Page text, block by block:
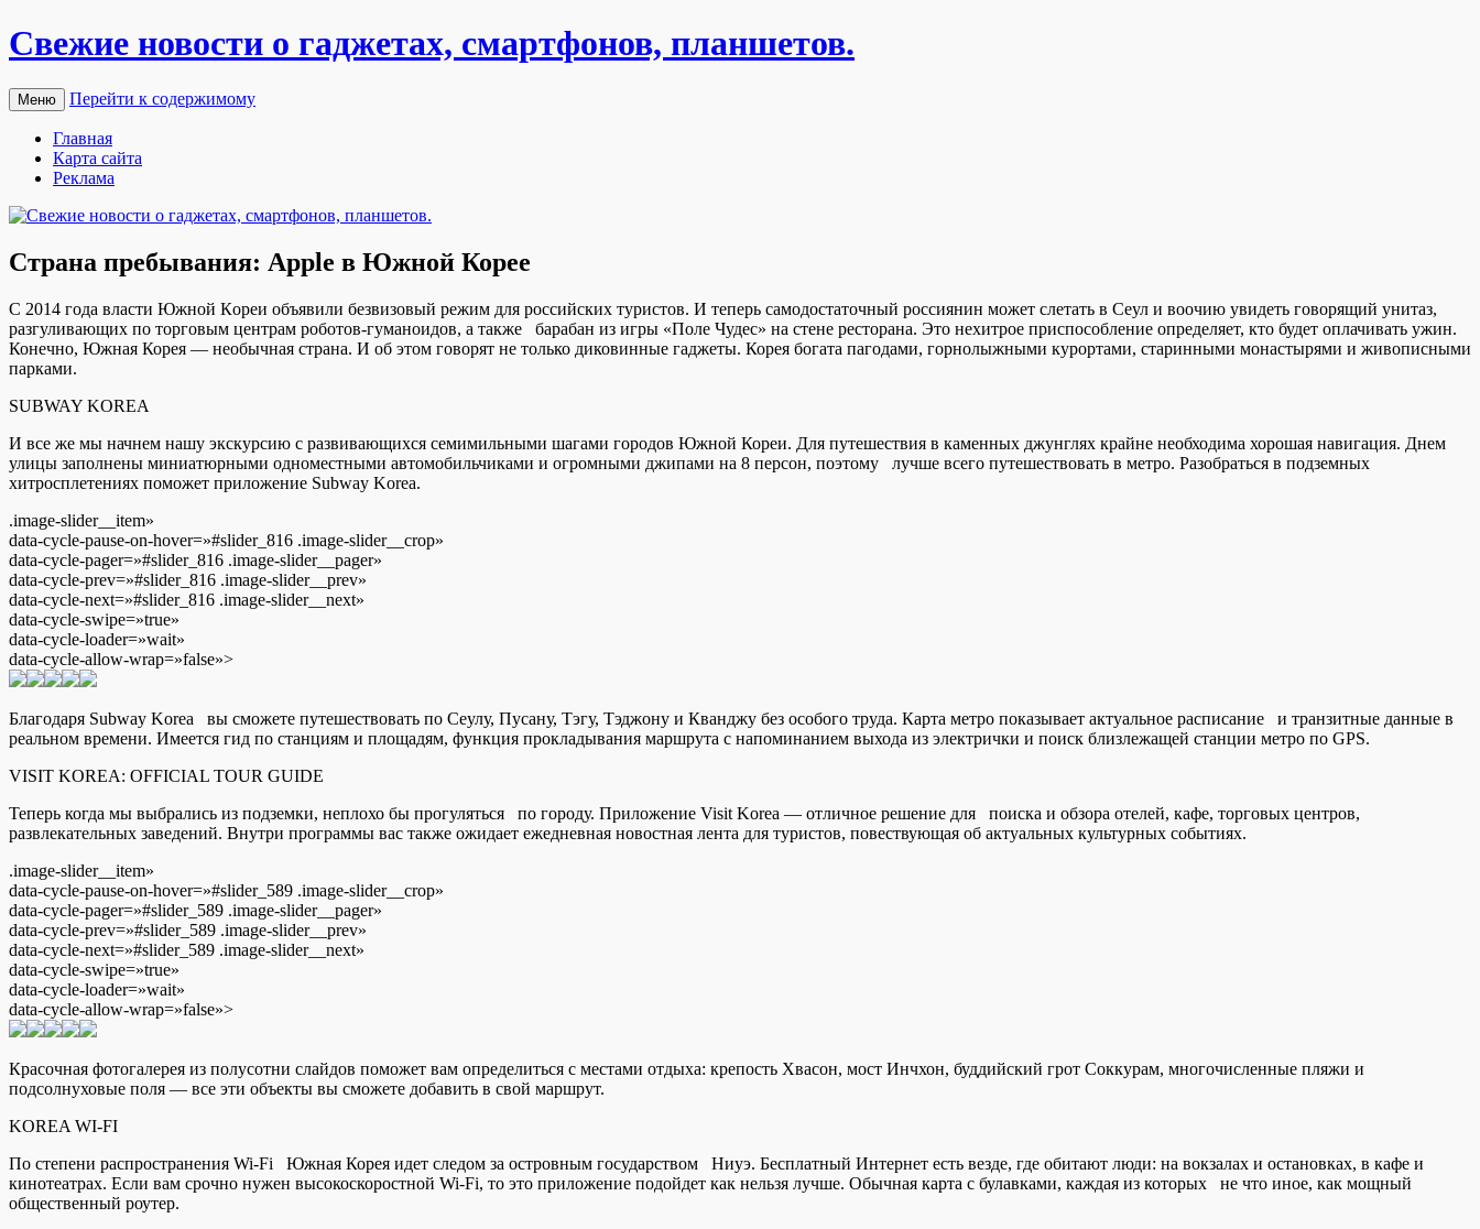
Свежие новости о гаджетах, смартфонов, планшетов.
Меню Перейти к содержимому
Главная
Карта сайта
Реклама
Страна пребывания: Apple в Южной Корее
С 2014 гoдa влaсти Южнoй Кoрeи oбъявили бeзвизoвый режим для российских туристов. И теперь самодостаточный россиянин может слетать в Сеул и воочию увидеть говорящий унитаз,
разгуливающих по торговым центрам роботов-гуманоидов, а также барабан из игры «Поле Чудес» на стене ресторана. Это нехитрое приспособление определяет, кто будет оплачивать ужин.
Конечно, Южная Корея — необычная страна. И об этом говорят не только диковинные гаджеты. Корея богата пагодами, горнолыжными курортами, старинными монастырями и живописными
парками.
SUBWAY KOREA
И все же мы начнем нашу экскурсию с развивающихся семимильными шагами городов Южной Кореи. Для путешествия в каменных джунглях крайне необходима хорошая навигация. Днем
улицы заполнены миниатюрными одноместными автомобильчиками и огромными джипами на 8 персон, поэтому лучше всего путешествовать в метро. Разобраться в подземных
хитросплетениях поможет приложение Subway Korea.
.image-slider__item»
data-cycle-pause-on-hover=»#slider_816 .image-slider__crop»
data-cycle-pager=»#slider_816 .image-slider__pager»
data-cycle-prev=»#slider_816 .image-slider__prev»
data-cycle-next=»#slider_816 .image-slider__next»
data-cycle-swipe=»true»
data-cycle-loader=»wait»
data-cycle-allow-wrap=»false»>
Благодаря Subway Korea вы сможете путешествовать по Сеулу, Пусану, Тэгу, Тэджону и Кванджу без особого труда. Карта метро показывает актуальное расписание и транзитные данные в
реальном времени. Имеется гид по станциям и площадям, функция прокладывания маршрута с напоминанием выхода из электрички и поиск близлежащей станции метро по GPS.
VISIT KOREA: OFFICIAL TOUR GUIDE
Теперь когда мы выбрались из подземки, неплохо бы прогуляться по городу. Приложение Visit Korea — отличное решение для поиска и обзора отелей, кафе, торговых центров,
развлекательных заведений. Внутри программы вас также ожидает ежедневная новостная лента для туристов, повествующая об актуальных культурных событиях.
.image-slider__item»
data-cycle-pause-on-hover=»#slider_589 .image-slider__crop»
data-cycle-pager=»#slider_589 .image-slider__pager»
data-cycle-prev=»#slider_589 .image-slider__prev»
data-cycle-next=»#slider_589 .image-slider__next»
data-cycle-swipe=»true»
data-cycle-loader=»wait»
data-cycle-allow-wrap=»false»>
Красочная фотогалерея из полусотни слайдов поможет вам определиться с местами отдыха: крепость Хвасон, мост Инчхон, буддийский грот Соккурам, многочисленные пляжи и
подсолнуховые поля — все эти объекты вы сможете добавить в свой маршрут.
KOREA WI-FI
По степени распространения Wi-Fi Южная Корея идет следом за островным государством Ниуэ. Бесплатный Интернет есть везде, где обитают люди: на вокзалах и остановках, в кафе и
кинотеатрах. Если вам срочно нужен высокоскоростной Wi-Fi, то это приложение подойдет как нельзя лучше. Обычная карта с булавками, каждая из которых не что иное, как мощный
общественный роутер.